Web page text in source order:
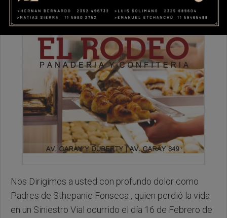
Nos Dirigimos a usted con profundo dolor como
Padres de Sthepanie Fonseca , quien perdió la vida
en un Siniestro Vial ocurrido el día 16 de Febrero de